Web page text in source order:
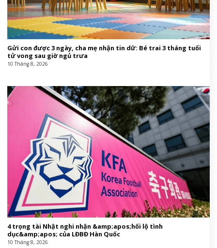
Gửi con được 3 ngày, cha mẹ nhận tin dữ: Bé trai 3 tháng tuổi
tử vong sau giờ ngủ trưa
10 Tháng 8, 2026
4 trọng tài Nhật nghi nhận &amp;apos;hối lộ tình
dục&amp;apos; của LĐBĐ Hàn Quốc
10 Tháng 8, 2026